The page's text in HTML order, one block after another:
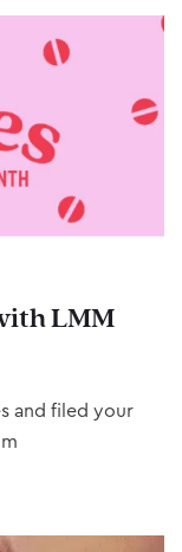
LMM
and filed your